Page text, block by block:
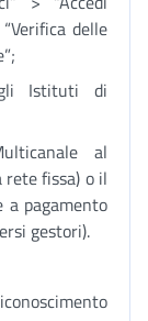
delle
Istituti di
al
fissa) o il
a pagamento
gestori).